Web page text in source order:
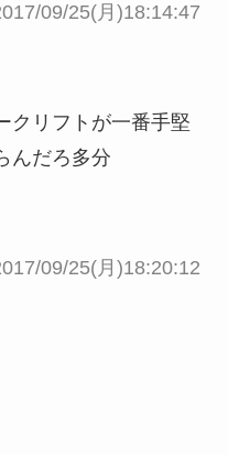
09/25(月)18:14:47
クリフトが一番手堅
んだろ多分
09/25(月)18:20:12